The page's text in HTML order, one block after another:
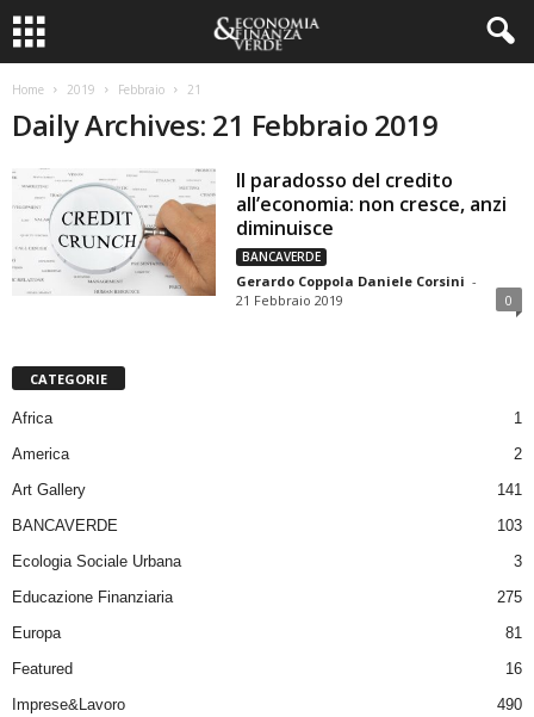
Home 2019 Febbraio 21
Daily Archives: 21 Febbraio 2019
Il paradosso del credito
all’economia: non cresce, anzi
diminuisce
BANCAVERDE
Gerardo Coppola Daniele Corsini -
21 Febbraio 2019
0
CATEGORIE
Africa
1
America
2
Art Gallery
141
BANCAVERDE
103
Ecologia Sociale Urbana
3
Educazione Finanziaria
275
Europa
81
Featured
16
Imprese&Lavoro
490